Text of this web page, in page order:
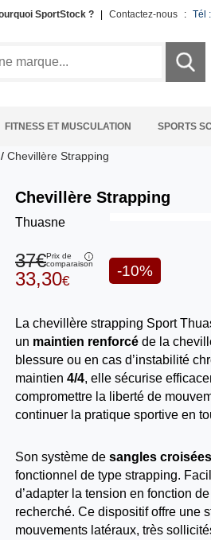
SportStock ? Contactez-nous : Tél
FITNESS ET MUSCULATION SPORTS
/ Chevillère Strapping
Chevillère Strapping
Thuasne
37€Prix de
comparaison
33,30€
-10%
La chevillère strapping Sport
un maintien renforcé de la
blessure ou en cas d’instabilité
maintien 4/4, elle sécurise
compromettre la liberté de
continuer la pratique sportive en
Son système de sangles croisées
fonctionnel de type strapping.
d’adapter la tension en fonction
recherché. Ce dispositif offre une
mouvements latéraux, très